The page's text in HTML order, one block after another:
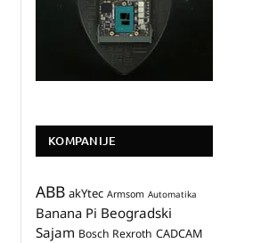
KOMPANIJE
ABB akYtec Armsom Automatika
Banana Pi Beogradski
Sajam Bosch Rexroth CADCAM